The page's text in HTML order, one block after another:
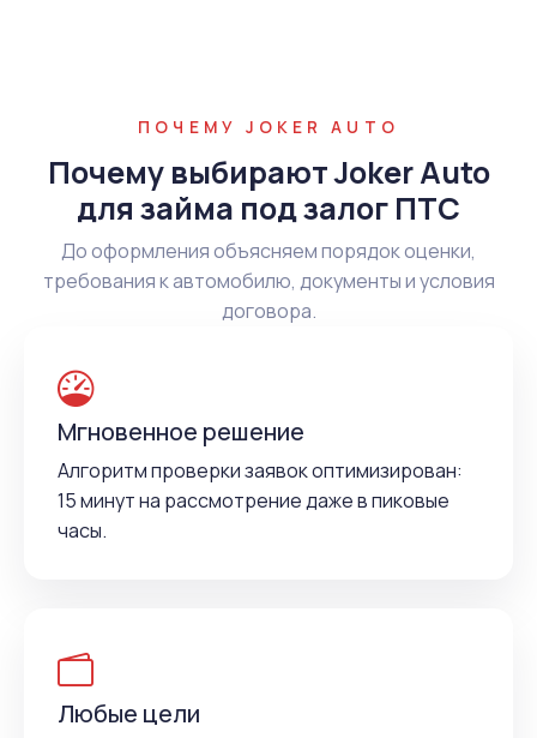
ПОЧЕМУ JOKER AUTO
Почему выбирают Joker Auto
для займа под залог ПТС
До оформления объясняем порядок оценки,
требования к автомобилю, документы и условия
договора.
Мгновенное решение
Алгоритм проверки заявок оптимизирован:
15 минут на рассмотрение даже в пиковые
часы.
Любые цели